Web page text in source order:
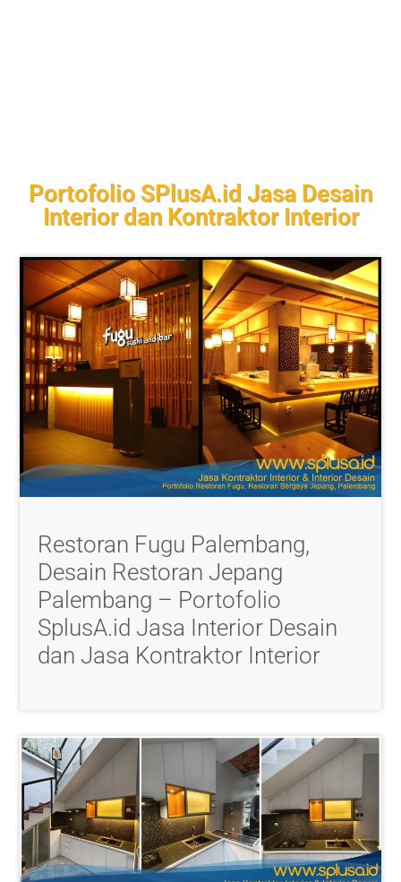
Portofolio SPlusA.id Jasa Desain
Interior dan Kontraktor Interior
Restoran Fugu Palembang,
Desain Restoran Jepang
Palembang – Portofolio
SplusA.id Jasa Interior Desain
dan Jasa Kontraktor Interior